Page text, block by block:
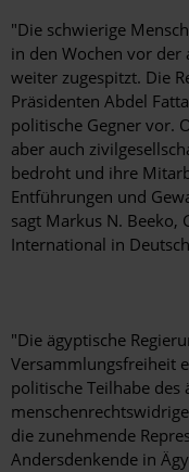
"Die schwierige
in den Wochen vor der
weiter zugespitzt. Die
Präsidenten Abdel
politische Gegner vor.
aber auch
bedroht und ihre
Entführungen und
sagt Markus N. Beeko,
International in
"Die ägyptische
Versammlungsfreiheit
politische Teilhabe des
die zunehmende
Andersdenkende in